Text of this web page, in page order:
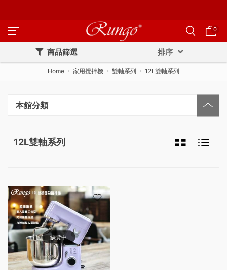
0
商品篩選 排序
Home 家用攪拌機 雙軸系列 12L雙軸系列
本館分類
12L雙軸系列
缺貨中